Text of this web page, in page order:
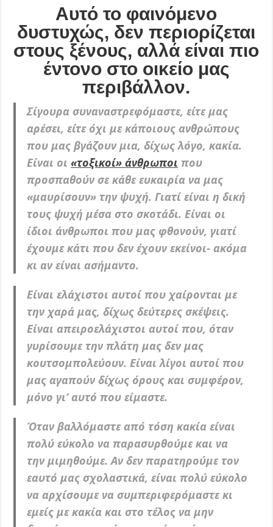
Αυτό το φαινόμενο
δυστυχώς, δεν περιορίζεται
στους ξένους, αλλά είναι πιο
έντονο στο οικείο μας
περιβάλλον.
Σίγουρα συναναστρεφόμαστε, είτε μας
αρέσει, είτε όχι με κάποιους ανθρώπους
που μας βγάζουν μια, δίχως λόγο, κακία.
Είναι οι«τοξικοί» άνθρωποι που
προσπαθούν σε κάθε ευκαιρία να μας
«μαυρίσουν» την ψυχή. Γιατί είναι η δική
τους ψυχή μέσα στο σκοτάδι. Είναι οι
ίδιοι άνθρωποι που μας φθονούν, γιατί
έχουμε κάτι που δεν έχουν εκείνοι- ακόμα
κι αν είναι ασήμαντο.
Είναι ελάχιστοι αυτοί που χαίρονται με
την χαρά μας, δίχως δεύτερες σκέψεις.
Είναι απειροελάχιστοι αυτοί που, όταν
γυρίσουμε την πλάτη μας δεν μας
κουτσομπολεύουν. Είναι λίγοι αυτοί που
μας αγαπούν δίχως όρους και συμφέρον,
μόνο γι’ αυτό που είμαστε.
Όταν βαλλόμαστε από τόση κακία είναι
πολύ εύκολο να παρασυρθούμε και να
την μιμηθούμε. Αν δεν παρατηρούμε τον
εαυτό μας σχολαστικά, είναι πολύ εύκολο
να αρχίσουμε να συμπεριφερόμαστε κι
εμείς με κακία και στο τέλος να μην